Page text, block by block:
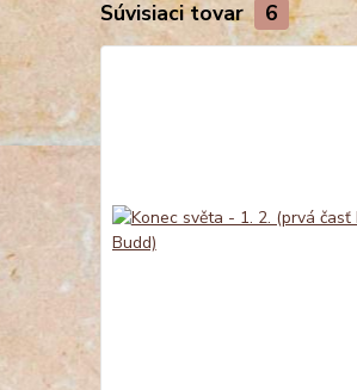
Súvisiaci tovar 6